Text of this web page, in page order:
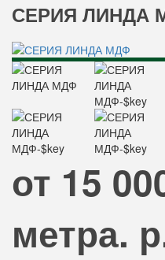
СЕРИЯ ЛИНДА
от 15
метра.